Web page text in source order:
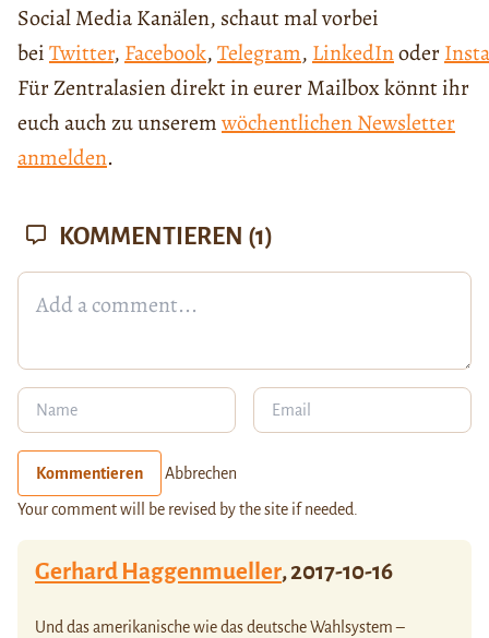
Social Media Kanälen, schaut mal vorbei
beiTwitter, Facebook,Telegram, LinkedInoder
Für Zentralasien direkt in eurer Mailbox könnt ihr
euch auch zu unseremwöchentlichen Newsletter
anmelden.
KOMMENTIEREN (1)
Kommentieren Abbrechen
Your comment will be revised by the site if needed.
Gerhard Haggenmueller,2017-10-16
Und das amerikanische wie das deutsche Wahlsystem –